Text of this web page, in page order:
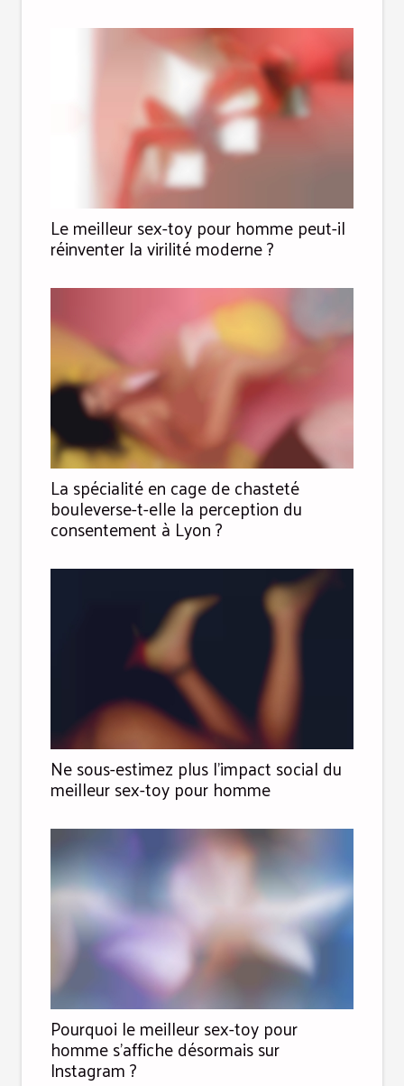
Le meilleur sex-toy pour homme peut-il
réinventer la virilité moderne ?
La spécialité en cage de chasteté
bouleverse-t-elle la perception du
consentement à Lyon ?
Ne sous-estimez plus l’impact social du
meilleur sex-toy pour homme
Pourquoi le meilleur sex-toy pour
homme s’affiche désormais sur
Instagram ?